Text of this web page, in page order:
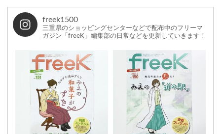
freek1500
三重県のショッピングセンターなどで配布中のフリーマ
ガジン「freeK」編集部の日常などを更新していきます！